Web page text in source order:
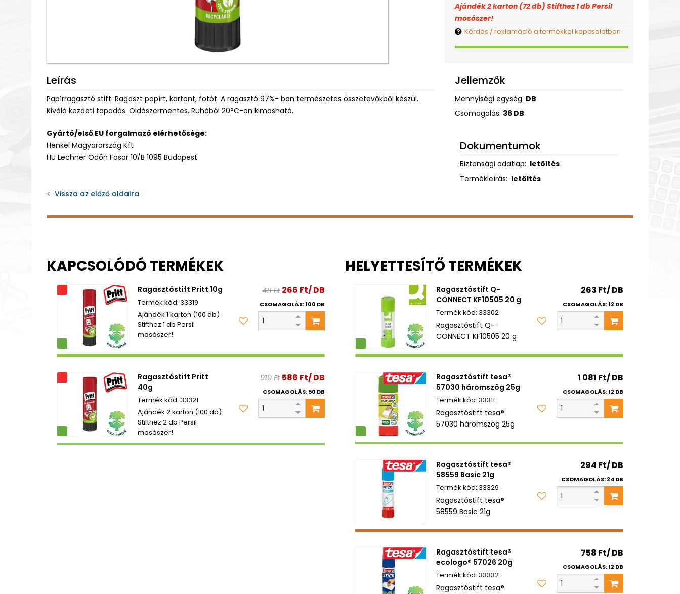
Ajándék 2 karton (72 db) Stifthez 1 db Persil
mosószer!
Kérdés / reklamáció a termékkel kapcsolatban
Leírás
Papírragasztó stift. Ragaszt papírt, kartont, fotót. A ragasztó 97%- ban természetes összetevőkből készül.
Kiváló kezdeti tapadás. Oldószermentes. Ruhából 20°C-on kimosható.
Gyártó/első EU forgalmazó elérhetősége:
Henkel Magyarország Kft
HU Lechner Ödön Fasor 10/B 1095 Budapest
Jellemzők
Mennyiségi egység: DB
Csomagolás: 36 DB
Dokumentumok
Biztonsági adatlap: letöltés
Termékleírás: letöltés
Vissza az előző oldalra
KAPCSOLÓDÓ TERMÉKEK
Ragasztóstift Pritt 10g
33319
Ajándék 1 karton (100 db)
Stifthez 1 db Persil
mosószer!
411 Ft 266 Ft/ DB
CSOMAGOLÁS: 100 DB
Ragasztóstift Pritt
40g
33321
Ajándék 2 karton (100 db)
Stifthez 2 db Persil
mosószer!
910 Ft 586 Ft/ DB
CSOMAGOLÁS: 50 DB
HELYETTESÍTŐ TERMÉKEK
Ragasztóstift Q-
CONNECT KF10505 20 g
33302
Ragasztóstift Q-
CONNECT KF10505 20 g
263 Ft/ DB
CSOMAGOLÁS: 12 DB
Ragasztóstift tesa®
57030 háromszög 25g
33311
Ragasztóstift tesa®
57030 háromszög 25g
1 081 Ft/ DB
CSOMAGOLÁS: 12 DB
Ragasztóstift tesa®
58559 Basic 21g
33329
Ragasztóstift tesa®
58559 Basic 21g
294 Ft/ DB
CSOMAGOLÁS: 24 DB
Ragasztóstift tesa®
ecologo® 57026 20g
33332
Ragasztóstift tesa®
758 Ft/ DB
CSOMAGOLÁS: 12 DB